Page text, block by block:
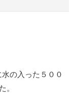
の入った５００
。